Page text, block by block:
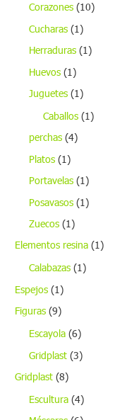
Corazones (10)
Cucharas (1)
Herraduras (1)
Huevos (1)
Juguetes (1)
Caballos (1)
perchas (4)
Platos (1)
Portavelas (1)
Posavasos (1)
Zuecos (1)
Elementos resina (1)
Calabazas (1)
Espejos (1)
Figuras (9)
Escayola (6)
Gridplast (3)
Gridplast (8)
Escultura (4)